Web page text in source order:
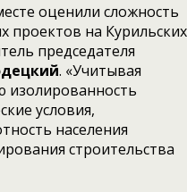
оценили сложность
проектов на Курильских
председателя
. «Учитывая
изолированность
условия,
населения
строительства